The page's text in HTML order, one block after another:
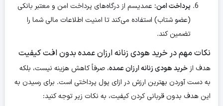
پرداخت امن: عمدیسم از درگاه‌های پرداخت امن و معتبر بانکی
(عضو شتاب) استفاده می‌کند تا امنیت اطلاعات مالی شما را
تضمین کند.
نکات مهم در خرید هودی زنانه ارزان عمده بدون افت کیفیت
هدف ازخرید هودی زنانه ارزان عمده، صرفاً کاهش هزینه نیست، بلکه
به دست آوردن بهترین ارزش در ازای پول پرداختی است. برای رسیدن به
این هدف بدون قربانی کردن کیفیت، به نکات زیر توجه کنید: